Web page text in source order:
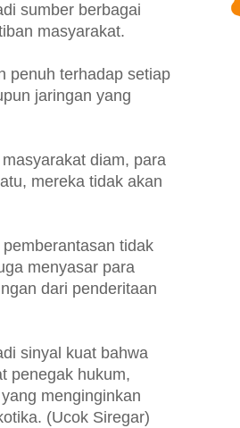
sumber berbagai
masyarakat.
penuh terhadap setiap
jaringan yang
diam, para
mereka tidak akan
tidak
menyasar para
dari penderitaan
sinyal kuat bahwa
penegak hukum,
menginginkan
(Ucok Siregar)